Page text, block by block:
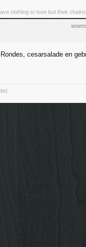
nothing to lose but their
cesarsalade en